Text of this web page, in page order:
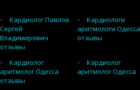
Кардиолог Павлов
Сергей
Владимирович
отзывы
Кардиологи
аритмологи Одесса
отзывы
Кардиолог
аритмолог Одесса
отзывы
Кардиолог
аритмолог Одесса